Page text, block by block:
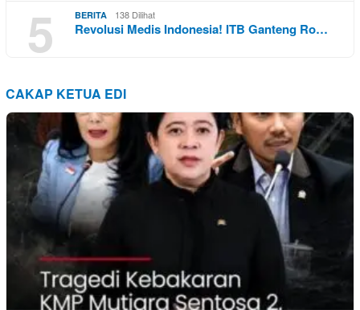
5
BERITA 138 Dilihat
Revolusi Medis Indonesia! ITB Ganteng Ro…
CAKAP KETUA EDI